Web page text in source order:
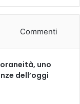
Commenti
uno
dell’oggi